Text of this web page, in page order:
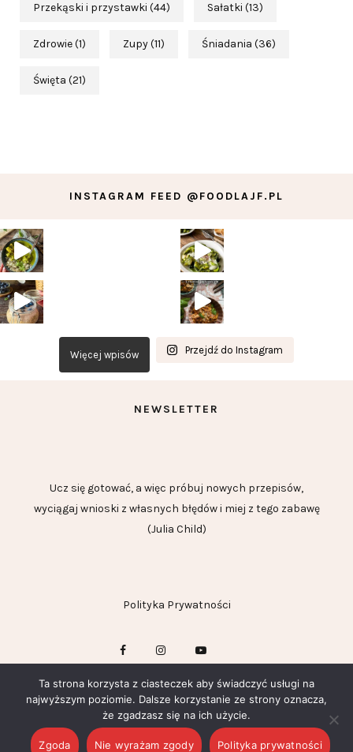
Przekąski i przystawki (44) Sałatki (13)
Zdrowie(1) Zupy(11) Śniadania (36)
Święta (21)
INSTAGRAM FEED @FOODLAJF.PL
Więcej wpisów Przejdź do Instagram
NEWSLETTER
Ucz się gotować, a więc próbuj nowych przepisów,
wyciągaj wnioski z własnych błędów i miej z tego zabawę
(Julia Child)
Polityka Prywatności
Ta strona korzysta z ciasteczek aby świadczyć usługi na
najwyższym poziomie. Dalsze korzystanie ze strony oznacza,
że zgadzasz się na ich użycie.
Zgoda Nie wyrażam zgody Polityka prywatności